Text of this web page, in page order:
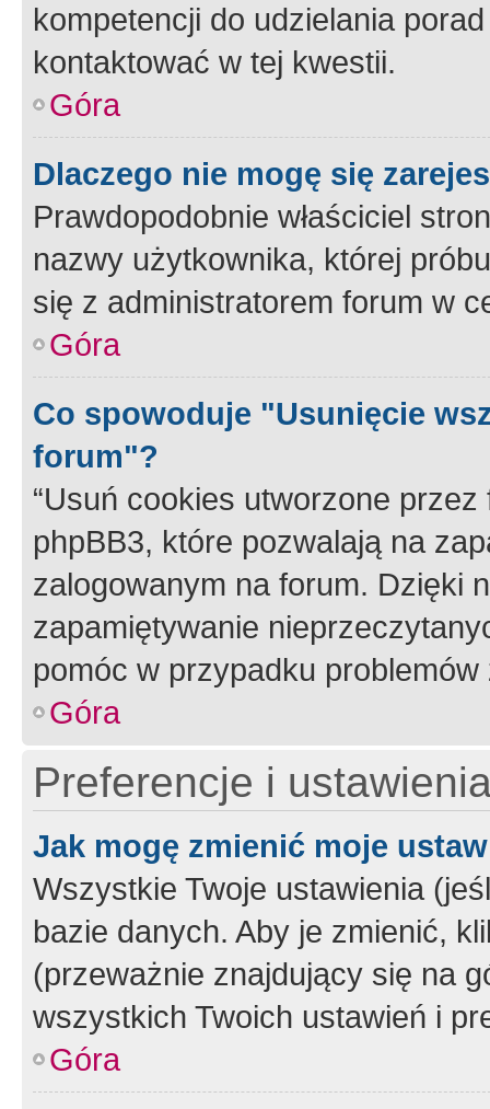
kompetencji do udzielania
kontaktować w tej kwestii.
Góra
Dlaczego nie mogę się
Prawdopodobnie właściciel
nazwy użytkownika, której
się z administratorem forum w
Góra
Co spowoduje "Usunięcie
forum"?
“Usuń cookies utworzone
phpBB3, które pozwalają na
zalogowanym na forum. Dzięki
zapamiętywanie
pomóc w przypadku
Góra
Preferencje i
Jak mogę zmienić moje
Wszystkie Twoje ustawienia
bazie danych. Aby je zmienić,
(przeważnie znajdujący się na
wszystkich Twoich ustawień i
Góra